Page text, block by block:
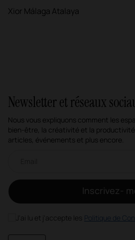
Xior Málaga Atalaya
Newsletter et réseaux
Nous vous expliquons comment les
bien-être, la créativité et la productivité
articles, événements et plus encore.
Inscrivez-
J'ai lu et j'accepte les Politique de